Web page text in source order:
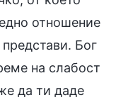
отношение
Бог
на слабост
да ти даде